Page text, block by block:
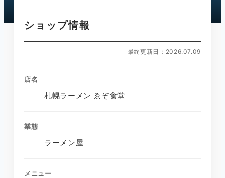
ショップ情報
最終更新日：2026.07.09
店名
札幌ラーメン ゑぞ食堂
業態
ラーメン屋
メニュー